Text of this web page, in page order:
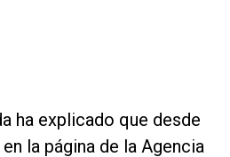
ha explicado que desde
la página de la Agencia